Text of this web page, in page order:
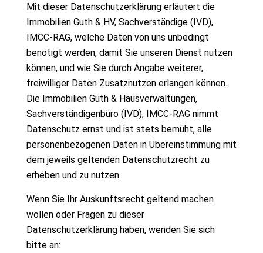
Mit dieser Datenschutzerklärung erläutert die
Immobilien Guth & HV, Sachverständige (IVD),
IMCC-RAG, welche Daten von uns unbedingt
benötigt werden, damit Sie unseren Dienst nutzen
können, und wie Sie durch Angabe weiterer,
freiwilliger Daten Zusatznutzen erlangen können.
Die Immobilien Guth & Hausverwaltungen,
Sachverständigenbüro (IVD), IMCC-RAG nimmt
Datenschutz ernst und ist stets bemüht, alle
personenbezogenen Daten in Übereinstimmung mit
dem jeweils geltenden Datenschutzrecht zu
erheben und zu nutzen.
Wenn Sie Ihr Auskunftsrecht geltend machen
wollen oder Fragen zu dieser
Datenschutzerklärung haben, wenden Sie sich
bitte an: